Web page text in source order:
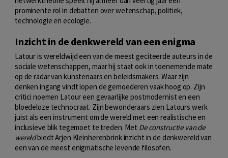
prominente rol in debatten over wetenschap, politiek,
technologie en ecologie.
Inzicht in de denkwereld van een enigma
Latour is wereldwijd een van de meest geciteerde auteurs in de
sociale wetenschappen, maar hij staat ook in toenemende mate
op de radar van kunstenaars en beleidsmakers. Waar zijn
denken ingang vindt lopen de gemoederen vaak hoog op. Zijn
critici noemen Latour een gevaarlijke postmodernist en een
bloedeloze technocraat. Zijn bewonderaars zien Latours werk
juist als een instrument om de wereld met een realistische en
inclusieve blik tegemoet te treden. Met De constructie van de
wereldbiedt Arjen Kleinherenbrink inzicht in de denkwereld van
een van de meest enigmatische levende filosofen.